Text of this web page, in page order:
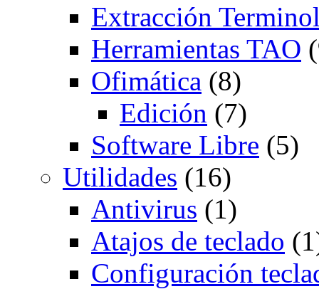
Extracción
Herramientas TAO
Ofimática (8)
Edición (7)
Software Libre (5)
Utilidades (16)
Antivirus (1)
Atajos de teclado
Configuración